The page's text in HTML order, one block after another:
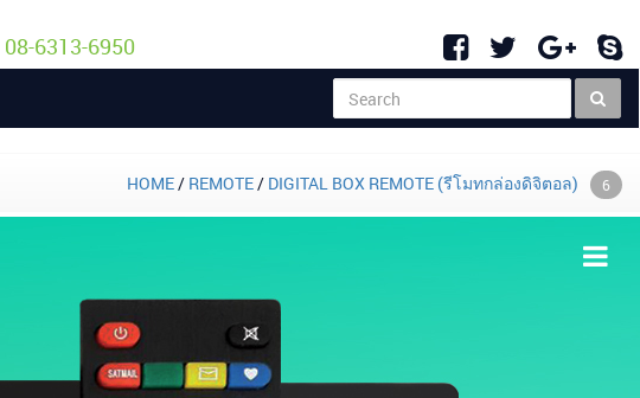
08-6313-6950
HOME / REMOTE / DIGITAL BOX REMOTE (รีโมทกล่องดิจิตอล) 6